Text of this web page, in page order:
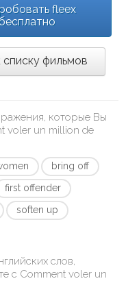
fleex
списку фильмов
которые Вы
voler un million de
bring off
first offender
soften up
слов,
с Comment voler un